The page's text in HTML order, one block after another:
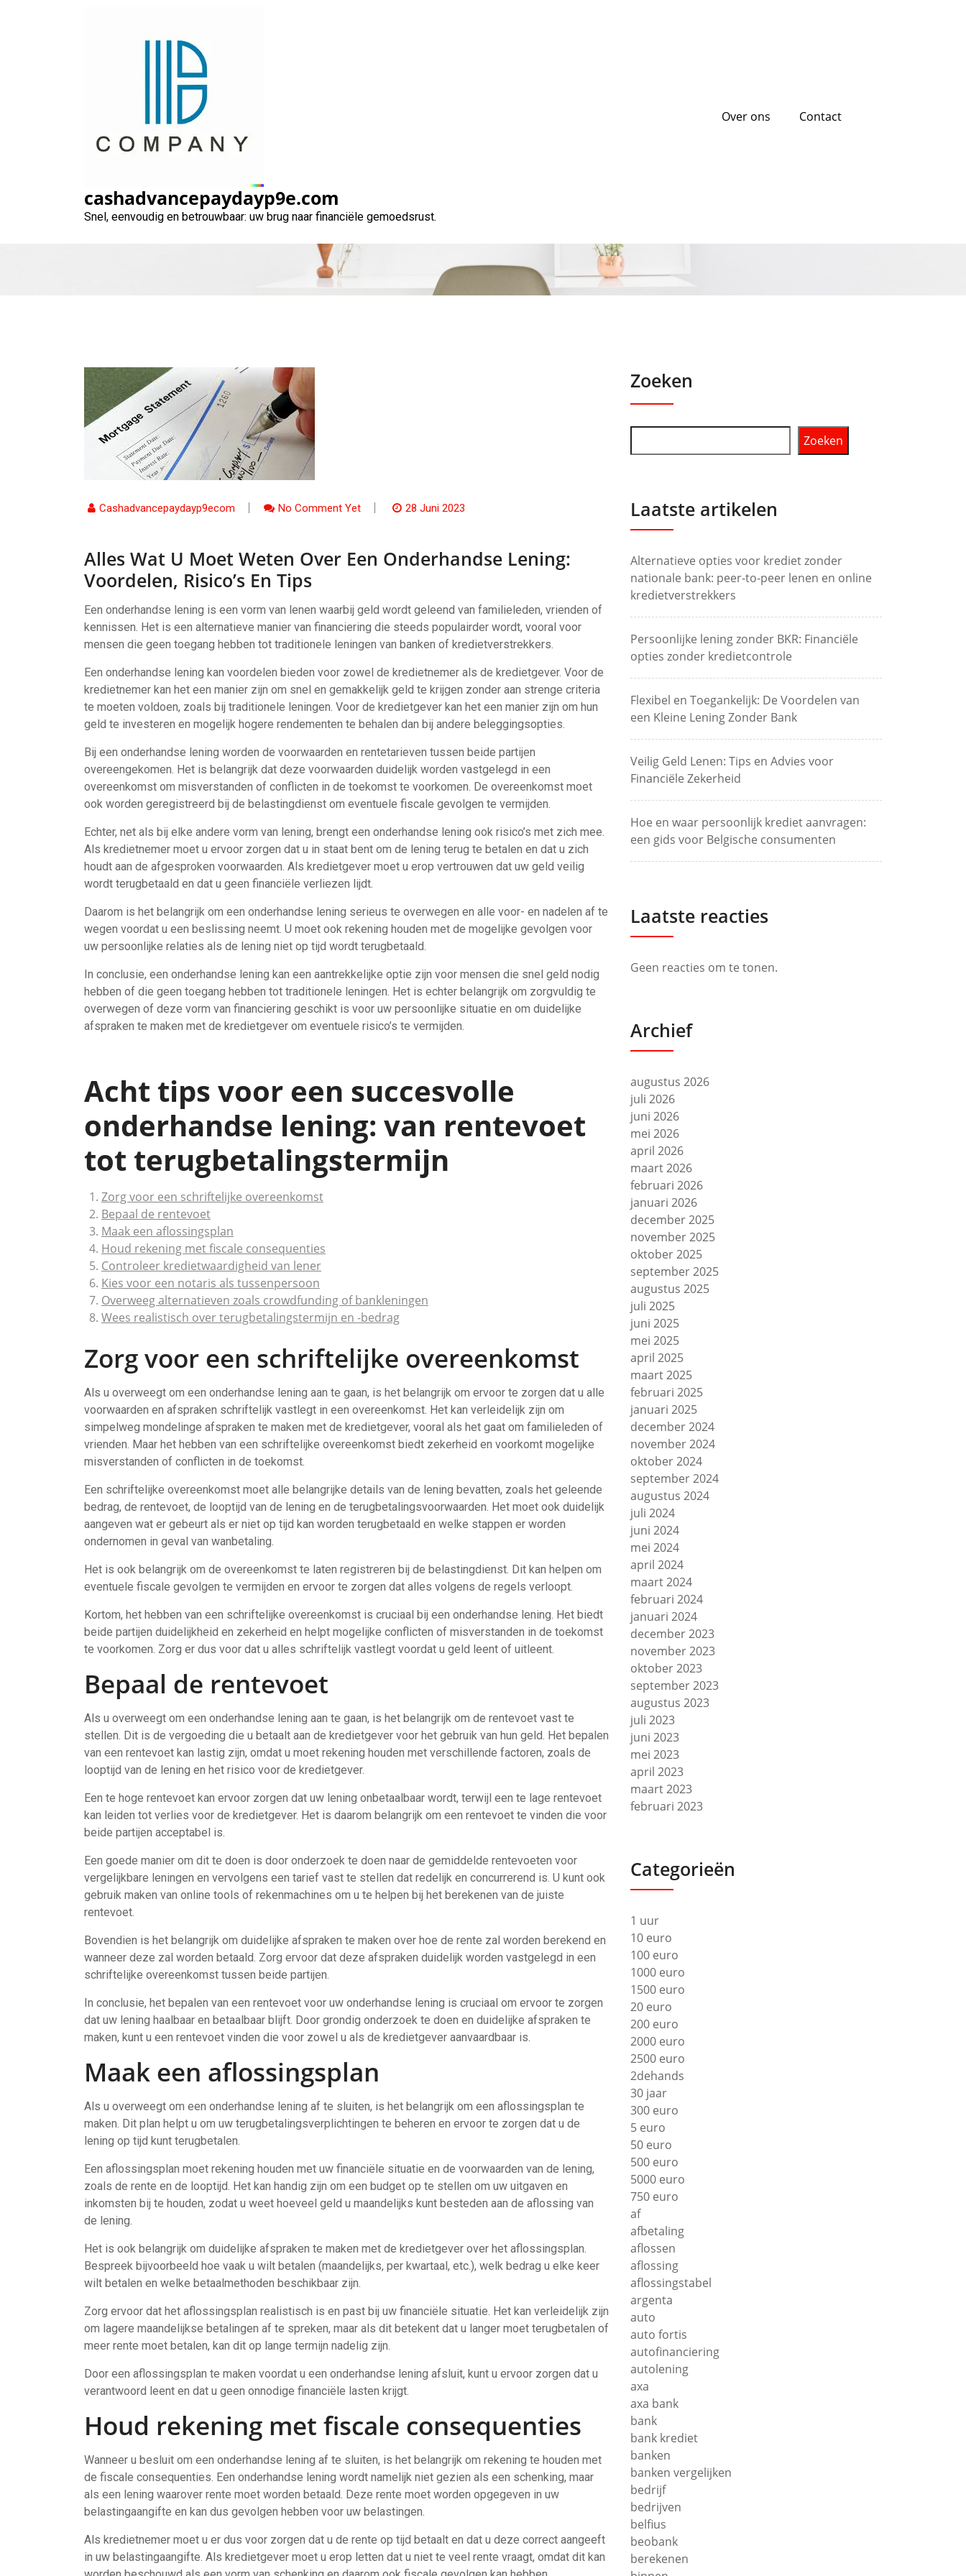
cashadvancepaydayp9e.com
Snel, eenvoudig en betrouwbaar: uw brug naar financiële gemoedsrust.
Over ons Contact
Alles wat u moet weten over een onderhandse lening:
voordelen, risico’s en tips
Cashadvancepaydayp9ecom No Comment Yet 28 Juni 2023
Alles Wat U Moet Weten Over Een Onderhandse Lening:
Voordelen, Risico’s En Tips
Een onderhandse lening is een vorm van lenen waarbij geld wordt geleend van familieleden, vrienden of
kennissen. Het is een alternatieve manier van financiering die steeds populairder wordt, vooral voor
mensen die geen toegang hebben tot traditionele leningen van banken of kredietverstrekkers.
Een onderhandse lening kan voordelen bieden voor zowel de kredietnemer als de kredietgever. Voor de
kredietnemer kan het een manier zijn om snel en gemakkelijk geld te krijgen zonder aan strenge criteria
te moeten voldoen, zoals bij traditionele leningen. Voor de kredietgever kan het een manier zijn om hun
geld te investeren en mogelijk hogere rendementen te behalen dan bij andere beleggingsopties.
Bij een onderhandse lening worden de voorwaarden en rentetarieven tussen beide partijen
overeengekomen. Het is belangrijk dat deze voorwaarden duidelijk worden vastgelegd in een
overeenkomst om misverstanden of conflicten in de toekomst te voorkomen. De overeenkomst moet
ook worden geregistreerd bij de belastingdienst om eventuele fiscale gevolgen te vermijden.
Echter, net als bij elke andere vorm van lening, brengt een onderhandse lening ook risico’s met zich mee.
Als kredietnemer moet u ervoor zorgen dat u in staat bent om de lening terug te betalen en dat u zich
houdt aan de afgesproken voorwaarden. Als kredietgever moet u erop vertrouwen dat uw geld veilig
wordt terugbetaald en dat u geen financiële verliezen lijdt.
Daarom is het belangrijk om een onderhandse lening serieus te overwegen en alle voor- en nadelen af te
wegen voordat u een beslissing neemt. U moet ook rekening houden met de mogelijke gevolgen voor
uw persoonlijke relaties als de lening niet op tijd wordt terugbetaald.
In conclusie, een onderhandse lening kan een aantrekkelijke optie zijn voor mensen die snel geld nodig
hebben of die geen toegang hebben tot traditionele leningen. Het is echter belangrijk om zorgvuldig te
overwegen of deze vorm van financiering geschikt is voor uw persoonlijke situatie en om duidelijke
afspraken te maken met de kredietgever om eventuele risico’s te vermijden.
Acht tips voor een succesvolle
onderhandse lening: van rentevoet
tot terugbetalingstermijn
Zorg voor een schriftelijke overeenkomst
Bepaal de rentevoet
Maak een aflossingsplan
Houd rekening met fiscale consequenties
Controleer kredietwaardigheid van lener
Kies voor een notaris als tussenpersoon
Overweeg alternatieven zoals crowdfunding of bankleningen
Wees realistisch over terugbetalingstermijn en -bedrag
Zorg voor een schriftelijke overeenkomst
Als u overweegt om een onderhandse lening aan te gaan, is het belangrijk om ervoor te zorgen dat u alle
voorwaarden en afspraken schriftelijk vastlegt in een overeenkomst. Het kan verleidelijk zijn om
simpelweg mondelinge afspraken te maken met de kredietgever, vooral als het gaat om familieleden of
vrienden. Maar het hebben van een schriftelijke overeenkomst biedt zekerheid en voorkomt mogelijke
misverstanden of conflicten in de toekomst.
Een schriftelijke overeenkomst moet alle belangrijke details van de lening bevatten, zoals het geleende
bedrag, de rentevoet, de looptijd van de lening en de terugbetalingsvoorwaarden. Het moet ook duidelijk
aangeven wat er gebeurt als er niet op tijd kan worden terugbetaald en welke stappen er worden
ondernomen in geval van wanbetaling.
Het is ook belangrijk om de overeenkomst te laten registreren bij de belastingdienst. Dit kan helpen om
eventuele fiscale gevolgen te vermijden en ervoor te zorgen dat alles volgens de regels verloopt.
Kortom, het hebben van een schriftelijke overeenkomst is cruciaal bij een onderhandse lening. Het biedt
beide partijen duidelijkheid en zekerheid en helpt mogelijke conflicten of misverstanden in de toekomst
te voorkomen. Zorg er dus voor dat u alles schriftelijk vastlegt voordat u geld leent of uitleent.
Bepaal de rentevoet
Als u overweegt om een onderhandse lening aan te gaan, is het belangrijk om de rentevoet vast te
stellen. Dit is de vergoeding die u betaalt aan de kredietgever voor het gebruik van hun geld. Het bepalen
van een rentevoet kan lastig zijn, omdat u moet rekening houden met verschillende factoren, zoals de
looptijd van de lening en het risico voor de kredietgever.
Een te hoge rentevoet kan ervoor zorgen dat uw lening onbetaalbaar wordt, terwijl een te lage rentevoet
kan leiden tot verlies voor de kredietgever. Het is daarom belangrijk om een rentevoet te vinden die voor
beide partijen acceptabel is.
Een goede manier om dit te doen is door onderzoek te doen naar de gemiddelde rentevoeten voor
vergelijkbare leningen en vervolgens een tarief vast te stellen dat redelijk en concurrerend is. U kunt ook
gebruik maken van online tools of rekenmachines om u te helpen bij het berekenen van de juiste
rentevoet.
Bovendien is het belangrijk om duidelijke afspraken te maken over hoe de rente zal worden berekend en
wanneer deze zal worden betaald. Zorg ervoor dat deze afspraken duidelijk worden vastgelegd in een
schriftelijke overeenkomst tussen beide partijen.
In conclusie, het bepalen van een rentevoet voor uw onderhandse lening is cruciaal om ervoor te zorgen
dat uw lening haalbaar en betaalbaar blijft. Door grondig onderzoek te doen en duidelijke afspraken te
maken, kunt u een rentevoet vinden die voor zowel u als de kredietgever aanvaardbaar is.
Maak een aflossingsplan
Als u overweegt om een onderhandse lening af te sluiten, is het belangrijk om een aflossingsplan te
maken. Dit plan helpt u om uw terugbetalingsverplichtingen te beheren en ervoor te zorgen dat u de
lening op tijd kunt terugbetalen.
Een aflossingsplan moet rekening houden met uw financiële situatie en de voorwaarden van de lening,
zoals de rente en de looptijd. Het kan handig zijn om een ​​budget op te stellen om uw uitgaven en
inkomsten bij te houden, zodat u weet hoeveel geld u maandelijks kunt besteden aan de aflossing van
de lening.
Het is ook belangrijk om duidelijke afspraken te maken met de kredietgever over het aflossingsplan.
Bespreek bijvoorbeeld hoe vaak u wilt betalen (maandelijks, per kwartaal, etc.), welk bedrag u elke keer
wilt betalen en welke betaalmethoden beschikbaar zijn.
Zorg ervoor dat het aflossingsplan realistisch is en past bij uw financiële situatie. Het kan verleidelijk zijn
om lagere maandelijkse betalingen af ​​te spreken, maar als dit betekent dat u langer moet terugbetalen of
meer rente moet betalen, kan dit op lange termijn nadelig zijn.
Door een aflossingsplan te maken voordat u een onderhandse lening afsluit, kunt u ervoor zorgen dat u
verantwoord leent en dat u geen onnodige financiële lasten krijgt.
Houd rekening met fiscale consequenties
Wanneer u besluit om een onderhandse lening af te sluiten, is het belangrijk om rekening te houden met
de fiscale consequenties. Een onderhandse lening wordt namelijk niet gezien als een schenking, maar
als een lening waarover rente moet worden betaald. Deze rente moet worden opgegeven in uw
belastingaangifte en kan dus gevolgen hebben voor uw belastingen.
Als kredietnemer moet u er dus voor zorgen dat u de rente op tijd betaalt en dat u deze correct aangeeft
in uw belastingaangifte. Als kredietgever moet u erop letten dat u niet te veel rente vraagt, omdat dit kan
Zoeken
Zoeken
Laatste artikelen
Alternatieve opties voor krediet zonder
nationale bank: peer-to-peer lenen en online
kredietverstrekkers
Persoonlijke lening zonder BKR: Financiële
opties zonder kredietcontrole
Flexibel en Toegankelijk: De Voordelen van
een Kleine Lening Zonder Bank
Veilig Geld Lenen: Tips en Advies voor
Financiële Zekerheid
Hoe en waar persoonlijk krediet aanvragen:
een gids voor Belgische consumenten
Laatste reacties
Geen reacties om te tonen.
Archief
augustus 2026
juli 2026
juni 2026
mei 2026
april 2026
maart 2026
februari 2026
januari 2026
december 2025
november 2025
oktober 2025
september 2025
augustus 2025
juli 2025
juni 2025
mei 2025
april 2025
maart 2025
februari 2025
januari 2025
december 2024
november 2024
oktober 2024
september 2024
augustus 2024
juli 2024
juni 2024
mei 2024
april 2024
maart 2024
februari 2024
januari 2024
december 2023
november 2023
oktober 2023
september 2023
augustus 2023
juli 2023
juni 2023
mei 2023
april 2023
maart 2023
februari 2023
Categorieën
1 uur
10 euro
100 euro
1000 euro
1500 euro
20 euro
200 euro
2000 euro
2500 euro
2dehands
30 jaar
300 euro
5 euro
50 euro
500 euro
5000 euro
750 euro
af
afbetaling
aflossen
aflossing
aflossingstabel
argenta
auto
auto fortis
autofinanciering
autolening
axa
axa bank
bank
bank krediet
banken
banken vergelijken
bedrijf
bedrijven
belfius
beobank
berekenen